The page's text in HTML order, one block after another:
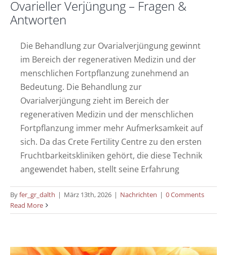
Ovarieller Verjüngung – Fragen &
Antworten
Die Behandlung zur Ovarialverjüngung gewinnt
im Bereich der regenerativen Medizin und der
menschlichen Fortpflanzung zunehmend an
Bedeutung. Die Behandlung zur
Ovarialverjüngung zieht im Bereich der
regenerativen Medizin und der menschlichen
Fortpflanzung immer mehr Aufmerksamkeit auf
sich. Da das Crete Fertility Centre zu den ersten
Fruchtbarkeitskliniken gehört, die diese Technik
angewendet haben, stellt seine Erfahrung
Byfer_gr_dalth | März 13th, 2026 | Nachrichten | 0 Comments
Read MoreExosomen-Therapie bei weiblicher